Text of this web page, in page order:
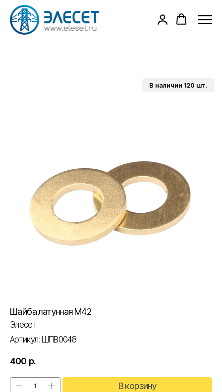
Шайба латунная М42
Элесет
Артикул: ШПВ0048
400 р.
В корзину